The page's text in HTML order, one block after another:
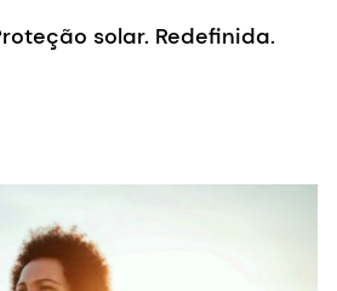
solar. Redefinida.